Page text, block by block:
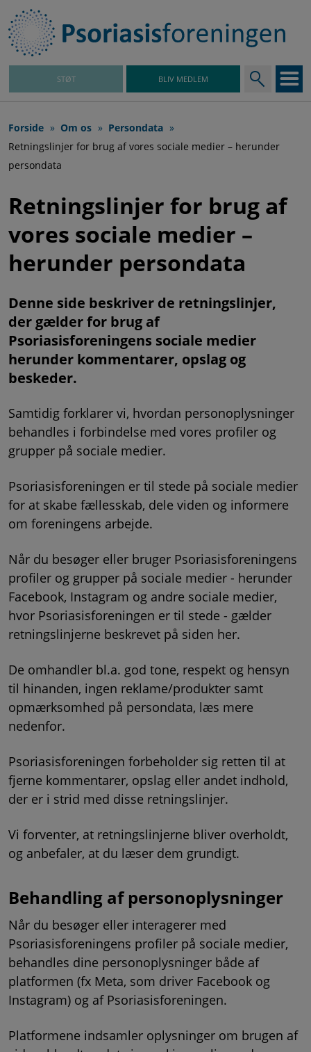
til
hovedindhold
STØT BLIV MEDLEM
Hovedmenu
Brødkrumme
Forside Om os
Persondata
Retningslinjer for brug af vores sociale medier – herunder
persondata
Retningslinjer for brug af
vores sociale medier –
herunder persondata
Denne side beskriver de retningslinjer,
der gælder for brug af
Psoriasisforeningens sociale medier
herunder kommentarer, opslag og
beskeder.
Samtidig forklarer vi, hvordan personoplysninger
behandles i forbindelse med vores profiler og
grupper på sociale medier.
Psoriasisforeningen er til stede på sociale medier
for at skabe fællesskab, dele viden og informere
om foreningens arbejde.
Når du besøger eller bruger Psoriasisforeningens
profiler og grupper på sociale medier - herunder
Facebook, Instagram og andre sociale medier,
hvor Psoriasisforeningen er til stede - gælder
retningslinjerne beskrevet på siden her.
De omhandler bl.a. god tone, respekt og hensyn
til hinanden, ingen reklame/produkter samt
opmærksomhed på persondata, læs mere
nedenfor.
Psoriasisforeningen forbeholder sig retten til at
fjerne kommentarer, opslag eller andet indhold,
der er i strid med disse retningslinjer.
Vi forventer, at retningslinjerne bliver overholdt,
og anbefaler, at du læser dem grundigt.
Behandling af personoplysninger
Når du besøger eller interagerer med
Psoriasisforeningens profiler på sociale medier,
behandles dine personoplysninger både af
platformen (fx Meta, som driver Facebook og
Instagram) og af Psoriasisforeningen.
Platformene indsamler oplysninger om brugen af